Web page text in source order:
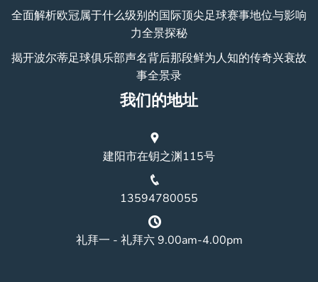
全面解析欧冠属于什么级别的国际顶尖足球赛事地位与影响
力全景探秘
揭开波尔蒂足球俱乐部声名背后那段鲜为人知的传奇兴衰故
事全景录
我们的地址
建阳市在钥之渊115号
13594780055
礼拜一 - 礼拜六 9.00am-4.00pm